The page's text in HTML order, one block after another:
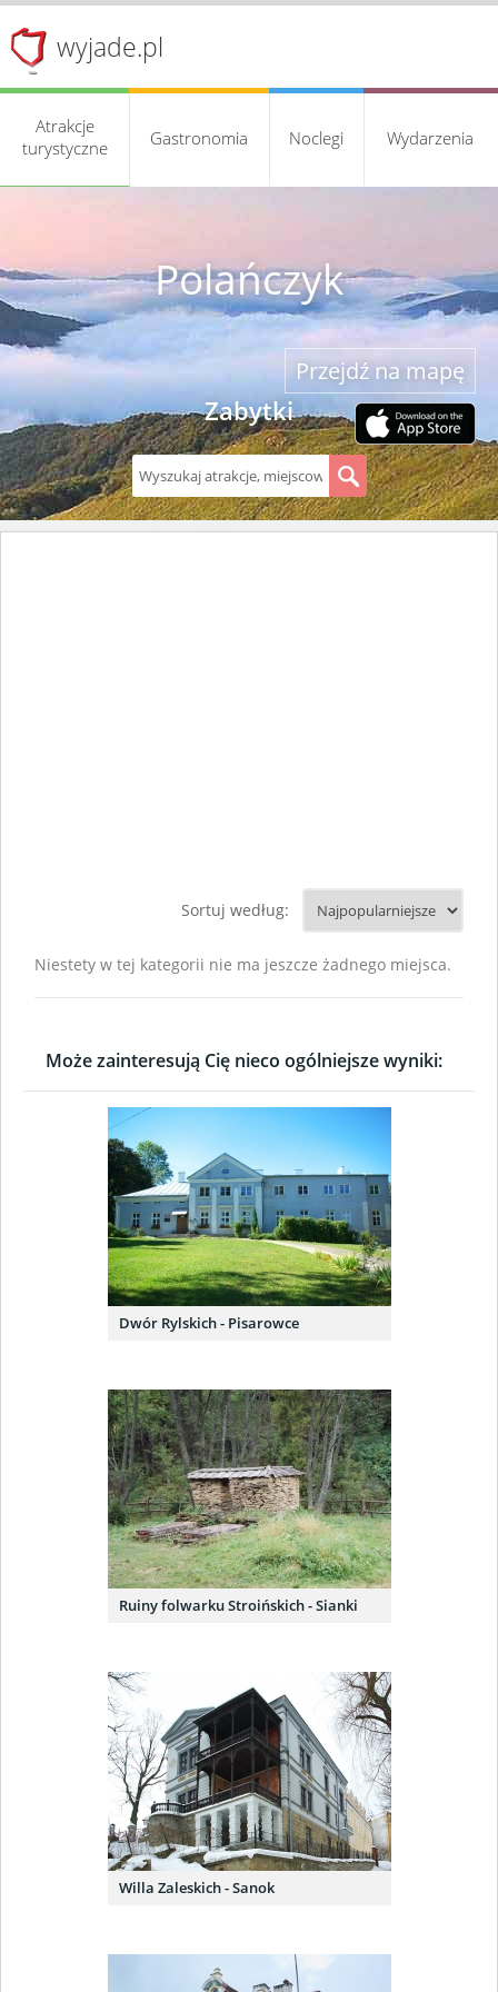
wyjade.pl
Atrakcje
turystyczne
Gastronomia Noclegi Wydarzenia
Polańczyk
Zabytki
Przejdź na mapę
Sortuj według:
Niestety w tej kategorii nie ma jeszcze żadnego miejsca.
Może zainteresują Cię nieco ogólniejsze wyniki:
Dwór Rylskich - Pisarowce
Ruiny folwarku Stroińskich - Sianki
Willa Zaleskich - Sanok